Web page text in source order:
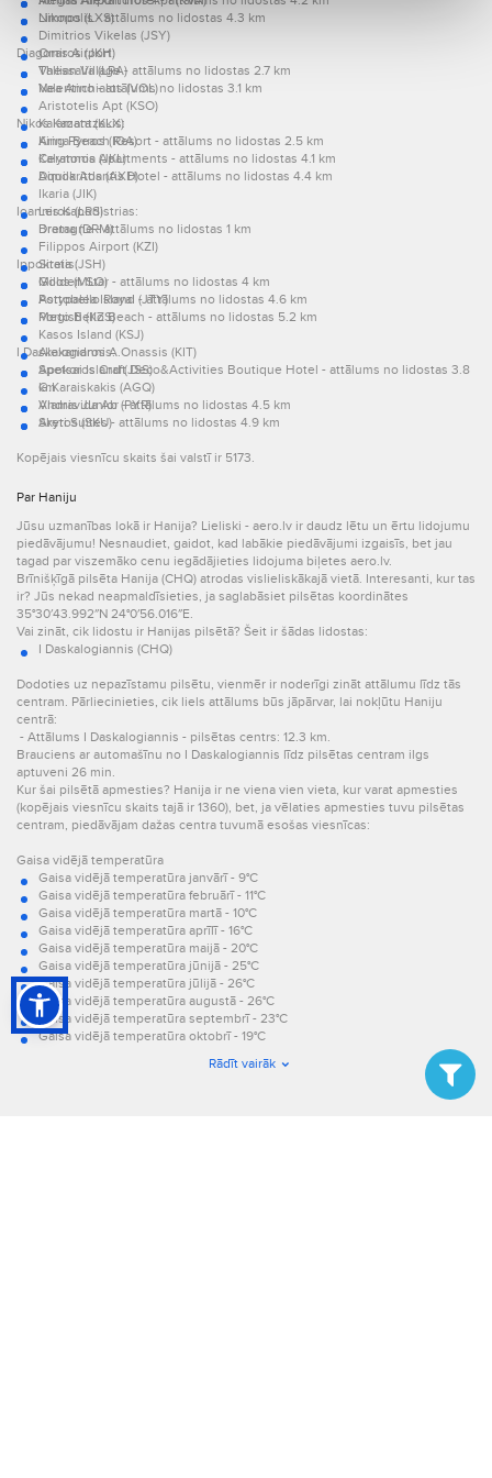
Limnos (LXS)
Dimitrios Vikelas (JSY)
Omiros (JKH)
Thessalia (LRA)
Nea Anchialos (VOL)
Aristotelis Apt (KSO)
Kalamata (KLX)
King Pyrros (IOA)
Kalymnos (JKL)
Dimokritos (AXD)
Ikaria (JIK)
Leros (LRS)
Drama (DRM)
Filippos Airport (KZI)
Siteia (JSH)
Milos (MLO)
Astypalea Island (JTY)
Megisti (KZS)
Kasos Island (KSJ)
Alexandros A.Onassis (KIT)
Spetsai Island (JSS)
G.Karaiskakis (AGQ)
Andravida Ab (PYR)
Skyros (SKU)
Nikopolis - attālums no lidostas 4.3 km
Diagoras Airport:
Vallian Village - attālums no lidostas 2.7 km
Valentino - attālums no lidostas 3.1 km
Nikos Kazantzakis:
Arina Beach Resort - attālums no lidostas 2.5 km
Ceratonia Apartments - attālums no lidostas 4.1 km
Aquila Atlantis Hotel - attālums no lidostas 4.4 km
Ioannis Kapodistrias:
Bretagne - attālums no lidostas 1 km
Ippokratis:
Golden Star - attālums no lidostas 4 km
Portobello Royal - attālums no lidostas 4.6 km
Porto Bello Beach - attālums no lidostas 5.2 km
I Daskalogiannis:
Apokoros Craft Deco&Activities Boutique Hotel - attālums no lidostas 3.8
km
Vlamis Junior - attālums no lidostas 4.5 km
Areti Suites - attālums no lidostas 4.9 km
Kopējais viesnīcu skaits šai valstī ir 5173.
Par Haniju
Jūsu uzmanības lokā ir Hanija? Lieliski - aero.lv ir daudz lētu un ērtu lidojumu
piedāvājumu! Nesnaudiet, gaidot, kad labākie piedāvājumi izgaisīs, bet jau
tagad par viszemāko cenu iegādājieties lidojuma biļetes aero.lv.
Brīnišķīgā pilsēta Hanija (CHQ) atrodas vislieliskākajā vietā. Interesanti, kur tas
ir? Jūs nekad neapmaldīsieties, ja saglabāsiet pilsētas koordinātes
35°30′43.992″N 24°0′56.016″E.
Vai zināt, cik lidostu ir Hanijas pilsētā? Šeit ir šādas lidostas:
I Daskalogiannis (CHQ)
Dodoties uz nepazīstamu pilsētu, vienmēr ir noderīgi zināt attālumu līdz tās
centram. Pārliecinieties, cik liels attālums būs jāpārvar, lai nokļūtu Haniju
centrā:
- Attālums I Daskalogiannis - pilsētas centrs: 12.3 km.
Brauciens ar automašīnu no I Daskalogiannis līdz pilsētas centram ilgs
aptuveni 26 min.
Kur šai pilsētā apmesties? Hanija ir ne viena vien vieta, kur varat apmesties
(kopējais viesnīcu skaits tajā ir 1360), bet, ja vēlaties apmesties tuvu pilsētas
centram, piedāvājam dažas centra tuvumā esošas viesnīcas:
Gaisa vidējā temperatūra
Gaisa vidējā temperatūra janvārī - 9°C
Gaisa vidējā temperatūra februārī - 11°C
Gaisa vidējā temperatūra martā - 10°C
Gaisa vidējā temperatūra aprīlī - 16°C
Gaisa vidējā temperatūra maijā - 20°C
Gaisa vidējā temperatūra jūnijā - 25°C
Gaisa vidējā temperatūra jūlijā - 26°C
Gaisa vidējā temperatūra augustā - 26°C
Gaisa vidējā temperatūra septembrī - 23°C
Gaisa vidējā temperatūra oktobrī - 19°C
Gaisa vidējā temperatūra decembrī - 12°C.
Rādīt vairāk